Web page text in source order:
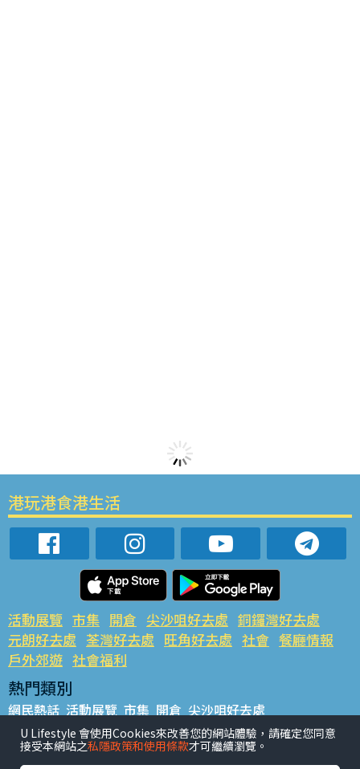
港玩港食港生活
活動展覽 市集 開倉 尖沙咀好去處 銅鑼灣好去處
元朗好去處 荃灣好去處 旺角好去處 社會 餐廳情報
戶外郊遊 社會福利
熱門類別
網民熱話 活動展覽 市集 開倉 尖沙咀好去處
銅鑼灣好去處 元朗好去處 荃灣好去處 旺角好去處 社會
餐廳情報 戶外郊遊
U Lifestyle 會使用Cookies來改善您的網站體驗，請確定您同意
接受本網站之私隱政策和使用條款才可繼續瀏覽。